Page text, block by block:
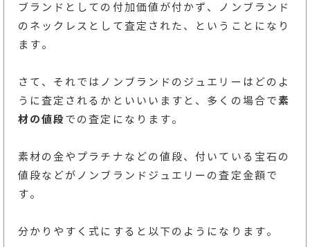
ブランドとしての付加価値が付かず、ノンブランド
のネックレスとして査定された、ということになり
ます。
さて、それではノンブランドのジュエリーはどのよ
うに査定されるかといいいますと、多くの場合で素
材の値段での査定になります。
素材の金やプラチナなどの値段、付いている宝石の
値段などがノンブランドジュエリーの査定金額で
す。
分かりやすく式にすると以下のようになります。